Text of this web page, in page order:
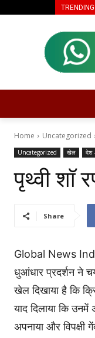
Home Uncategorized
Uncategorized खेल देश
पृथ्वी शॉ
Share
Global News
धुआंधार प्रदर्शन ने
खेल दिखाया है कि
याद दिलाया कि
अपनाया और विपक्षी